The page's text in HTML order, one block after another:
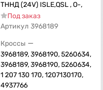
ТННД (24V) ISLE,QSL , О-,
Под заказ
Артикул 3968189
Кроссы —
3968189, 3968190, 5260634,
3968189, 3968190, 5260634,
1 207 130 170, 1207130170,
4937766